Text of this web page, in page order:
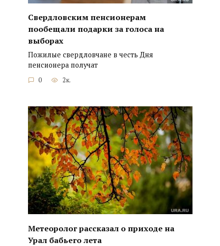
Свердловским пенсионерам
пообещали подарки за голоса на
выборах
Пожилые свердловчане в честь Дня
пенсионера получат
0 2к.
Метеоролог рассказал о приходе на
Урал бабьего лета